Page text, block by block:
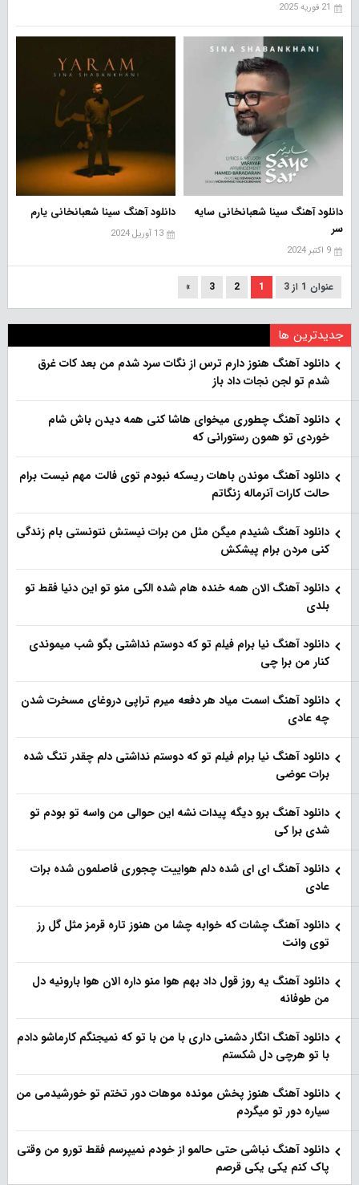
21 فوریه 2025
دانلود آهنگ سینا شعبانخانی سایه
سر
9 اکتبر 2024
دانلود آهنگ سینا شعبانخانی یارم
13 آوریل 2024
عنوان 1 از 3 1
2
3
»
جدیدترین ها
دانلود آهنگ هنو‌ز دارم ترس از نگات سرد شدم من بعد کات غرق
شدم تو لجن نجات داد باز
دانلود آهنگ چطوری میخوای هاشا کنی همه دیدن باش شام
خوردی تو همون رستورانی که
دانلود آهنگ موندن باهات ریسکه نبودم توی فالت مهم نیست برام
حالت کارات آنرماله زنگاتم
دانلود آهنگ شنیدم میگن مثل من برات نیستش نتونستی بام زندگی
کنی مردن برام پیشکش
دانلود آهنگ الان همه خنده هام شده الکی منو تو این دنیا فقط تو
بلدی
دانلود آهنگ نیا برام فیلم تو‌ که دوستم نداشتی بگو شب میموندی
کنار من برا چی
دانلود آهنگ اسمت میاد هر دفعه میرم تراپی دروغای مسخرت شدن
چه عادی
دانلود آهنگ نیا برام فیلم تو‌ که دوستم نداشتی دلم چقدر تنگ شده
برات عوضی
دانلود آهنگ برو دیگه پیدات نشه این حوالی من واسه تو‌ بودم تو
شدی برا کی
دانلود آهنگ ای ای شده دلم هواییت چجوری فاصلمون شده برات
عادی
دانلود آهنگ چشات که خوابه چشا من هنوز تاره قرمز مثل گل رز
توی وانت
دانلود آهنگ یه روز قول داد بهم هوا منو داره الان هوا بارونیه دل
من طوفانه
دانلود آهنگ انگار دشمنی داری با من با تو که نمیجنگم کارماشو دادم
با تو هرچی دل شکستم
دانلود آهنگ هنوز پخش مونده موهات دور تختم تو خورشیدمی من
سیاره دور تو میگردم
دانلود آهنگ نباشی حتی حالمو از خودم نمیپرسم فقط تورو من وقتی
پاک کنم یکی یکی قرصم